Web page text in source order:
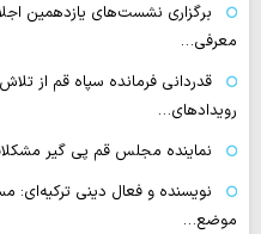
برگزاری نشست‌های یازدهمین
معرفی…
قدردانی فرمانده سپاه قم از
رویدادهای…
نماینده مجلس قم پی گیر
نویسنده و فعال دینی ترکیه‌ای:
موضع…